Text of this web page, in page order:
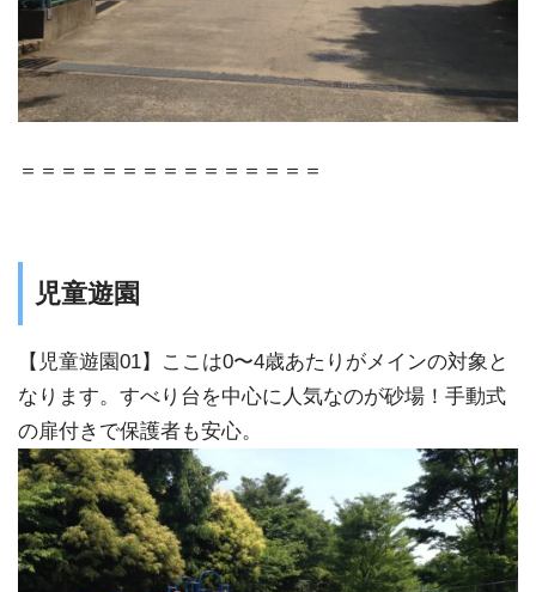
＝＝＝＝＝＝＝＝＝＝＝＝＝＝＝
児童遊園
【児童遊園01】ここは0〜4歳あたりがメインの対象と
なります。すべり台を中心に人気なのが砂場！手動式
の扉付きで保護者も安心。